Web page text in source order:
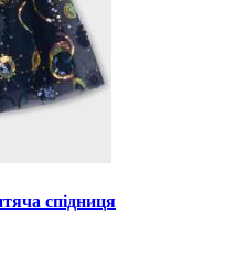
спідниця